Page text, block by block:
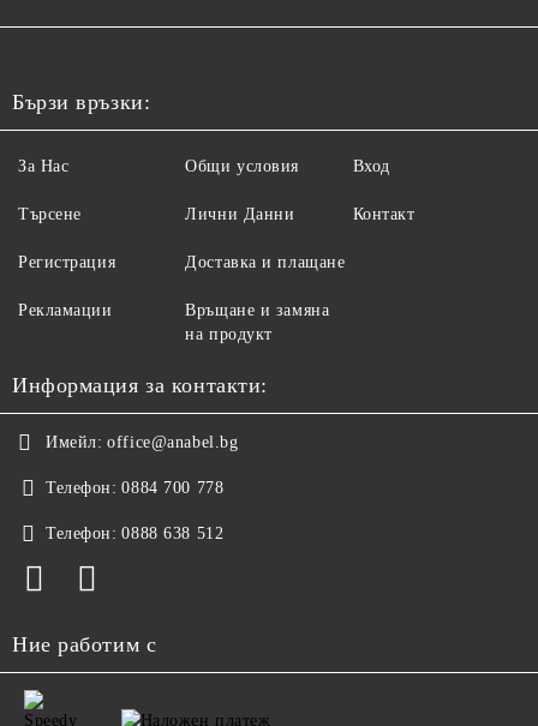
Бързи връзки:
За Нас
Търсене
Регистрация
Рекламации
Общи условия
Лични Данни
Доставка и плащане
Връщане и замяна
на продукт
Вход
Контакт
Информация за контакти:
Имейл: office@anabel.bg
Телефон: 0884 700 778
Телефон: 0888 638 512
Ние работим с